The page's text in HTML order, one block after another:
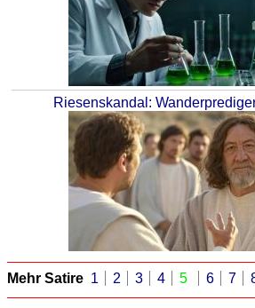
Riesenskandal:
Mehr Satire 1 2 3 4 5 6 7